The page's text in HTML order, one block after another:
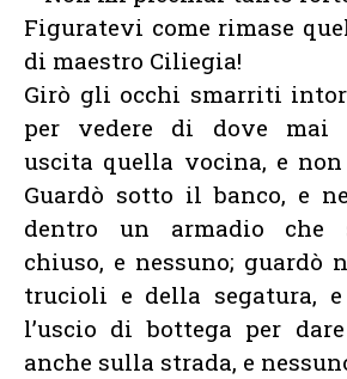
Figuratevi come rimase
di maestro Ciliegia!
Girò gli occhi smarriti
per vedere di dove mai
uscita quella vocina, e
Guardò sotto il banco, e
dentro un armadio che
chiuso, e nessuno; guardò
trucioli e della segatura,
l’uscio di bottega per dare
anche sulla strada, e